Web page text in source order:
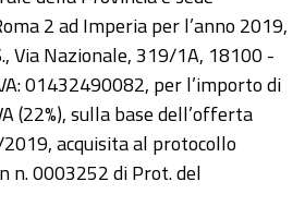
2 ad Imperia per l’anno 2019,
Via Nazionale, 319/1A, 18100 -
01432490082, per l’importo di
(22%), sulla base dell’offerta
acquisita al protocollo
n. 0003252 di Prot. del